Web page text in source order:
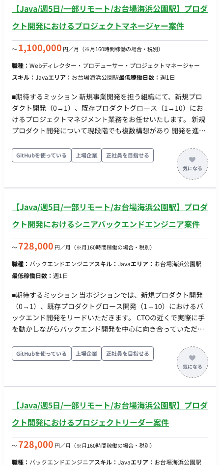
ィスに出社 〇⾮同期コミュニケーション：Slack 〇ストッ
ロジェクト管理：Notion 〇開発⽣産性改善：Findy Team+
〇グループウェア： GoogleWorkspace(Gmail,
GoogleCalendar, SpreadSheet） 〇モブプロ‧ペアプロ ■会
社・求人の魅力 〇新規プロダクトとなり、ライブラリ選定等
の技術選定に関われます 〇雇⽤形態に関わらず、設計‧実装‧
インの環境。開発‧スキルアップに注⼒できます 〇開発に必要
なソフトウェアライセンスの貸与制度を導⼊(Cursorなどの有料
IDE 等を無償貸与） ■働き方 ・平日×週5日 ・基本10-19時 ※
相談可能 ・基本リモートだが、週1回を目安に永田町のオフィ
発/既存プロダクトグロース/toB/toC など、関わっていただく領
域も様々あるため、これまでの経験を活かしつつ幅を広げてい
ジメント/プロフェッショナルどちらのコースもありますので、
容・担当工程 • 高難易度のプロダクト開発対応 • テックリードと
しての技術的意思決定（技術選定、アーキテクチャ設計） • プ
キテクチャ改善、リファクタリング計画の策定～推進 • コード
レビューを通じたチームメンバーへの技術的なフォローおよび
育成 • チーム全体に知見を共有し、理解を深めコラボレーショ
ンを促進するためのドキュメンテーション など ※上記業務に
つきましては、ご経験やご希望をもとに柔軟に設計させていた
だきます。 ■開発環境 ・（フロント）→TypeScript・React ・
（バック）→Java、Quarkus ・DB→MySQL、PostgreSQL、
Oracle ・インフラ→AWS ・コード管理ツール
開発） ■働き方 ・稼働量：正社員：週5日 / 業務委託：週5日以
ますが、育児・介護等のご家庭の事情がある場合はリモート移
行への考慮が可能です）
【Java/週5日/一部リモート/お台場海浜公園駅】プロダ
クト開発におけるプロジェクトマネージャー案件
〜1,100,000 円／月 （※月160時間稼働の場合・税別）
職種： Webディレクター・プロデューサー・プロジェクトマネージャー
スキル： Javaエリア： お台場海浜公園駅最低稼働日数： 週1日
■期待するミッション 新規事業開発を担う組織にて、新規プロ
ダクト開発（0→1）、既存プロダクトグロース（1→10）にお
けるプロジェクトマネジメント業務をお任せいたします。 新規
プロダクト開発について現段階でも複数構想があり 開発を進め
わることができ、その後の工数見積り/予算策定、設計～開発・
リリースまで一気通貫に裁量を持って参画いただくことを期待
しています。 経験やご志向に合わせて、新規プロダクト開発/既
存プロダクトグロース/toB/toC など、関わっていただく領域に
も拡大を目指していく中で、開発文化形成や各エンジニアのス
キルアップ支援など、組織ビルディングに関わっていただくこ
エキスパートどちらのコースもありますので、ご志向に合わせ
ロダクト戦略の立案、ロードマップの策定、優先順位付け ・ユ
ーザーニーズの分析、市場調査、競合分析によるプロダクト改
自社内の経営層／他部門／エンジニア及び外部パートナーとの
連携やプロジェクト管理 ・要件定義、基本設計、設計・実装・
レビュー、テスト設計、移行/リリース ・開発工程／開発スケジ
ュール／開発ルール／品質管理に至る体制構築・改善、成果物
のレビュー ・自社エンジニアリングメンバーの教育、育成、成
⾧支援、ピープルマネジメント など ※上記業務につきまして
は、ご経験やご希望をもとに柔軟に設計させていただきます。
■開発環境 ・（フロント）→TypeScript・React ・（バック）
フラ→AWS ・コード管理ツール→Git・GitHub ・プロジェクト
員：週5日 / 業務委託：週5日以内で稼働可能 ・リモート稼働：
一部リモート（原則出社となりますが、育児・介護等のご家庭
の事情がある場合はリモート移行への考慮が可能です）
GitHubを使っている 上場企業 正社員を目指せる
【Java/週5日/一部リモート/お台場海浜公園駅】プロダ
クト開発におけるシニアバックエンドエンジニア案件
〜728,000 円／月 （※月160時間稼働の場合・税別）
職種： バックエンドエンジニアスキル： Javaエリア： お台場海浜公園駅
最低稼働日数： 週1日
■期待するミッション 当ポジションでは、新規プロダクト開発
（0→1）、既存プロダクトグロース開発（1→10）におけるバ
ックエンド開発をリードいただきます。 CTOの近くで実際に手
を動かしながらバックエンド開発を中心に向き合っていただけ
フラ（クラウド）基盤領域など、フルスタックエンジニアとし
て活躍いただくことも可能です。 また、将来的にはテックリー
容・担当工程 ご希望やご経験をもとに以下業務の中から柔軟に
WebアプリケーションやWeb APIの設計、開発、運用、自動テ
スト • プロダクトを圧倒的に使いやすくするための改善、運用 •
レビューを通じたチームメンバーへの技術的なフォローおよび
GitHubを使っている 上場企業 正社員を目指せる
【Java/週5日/一部リモート/お台場海浜公園駅】プロダ
クト開発におけるプロジェクトリーダー案件
〜728,000 円／月 （※月160時間稼働の場合・税別）
職種： バックエンドエンジニアスキル： Javaエリア： お台場海浜公園駅